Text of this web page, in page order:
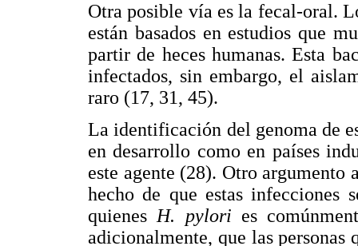
Otra posible vía es la fecal-oral.
están basados en estudios que
partir de heces humanas. Esta
infectados, sin embargo, el
raro (17, 31, 45).
La identificación del genoma de
en desarrollo como en países
este agente (28). Otro
hecho de que estas infecciones
quienes H. pylori es
adicionalmente, que las